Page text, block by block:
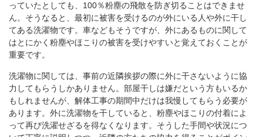
っていたとしても、100％粉塵の飛散を防ぎ切ることはできませ
ん。そうなると、最初に被害を受けるのが外にいる人や外に干し
てある洗濯物です。車などもそうですが、外にあるものに関して
はとにかく粉塵やほこりの被害を受けやすいと覚えておくことが
重要です。
洗濯物に関しては、事前の近隣挨拶の際に外に干さないように協
力してもらうしかありません。部屋干しは嫌だという方もいるか
もしれませんが、解体工事の期間中だけは我慢してもらう必要が
あります。外に洗濯物を干していると、粉塵やほこりの付着によ
って再び洗濯せざるを得なくなります。そうした手間や状況につ